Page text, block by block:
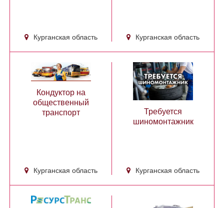
Курганская область Курганская область
Кондуктор на
общественный
транспорт
Курганская область
Требуется
шиномонтажник
Курганская область